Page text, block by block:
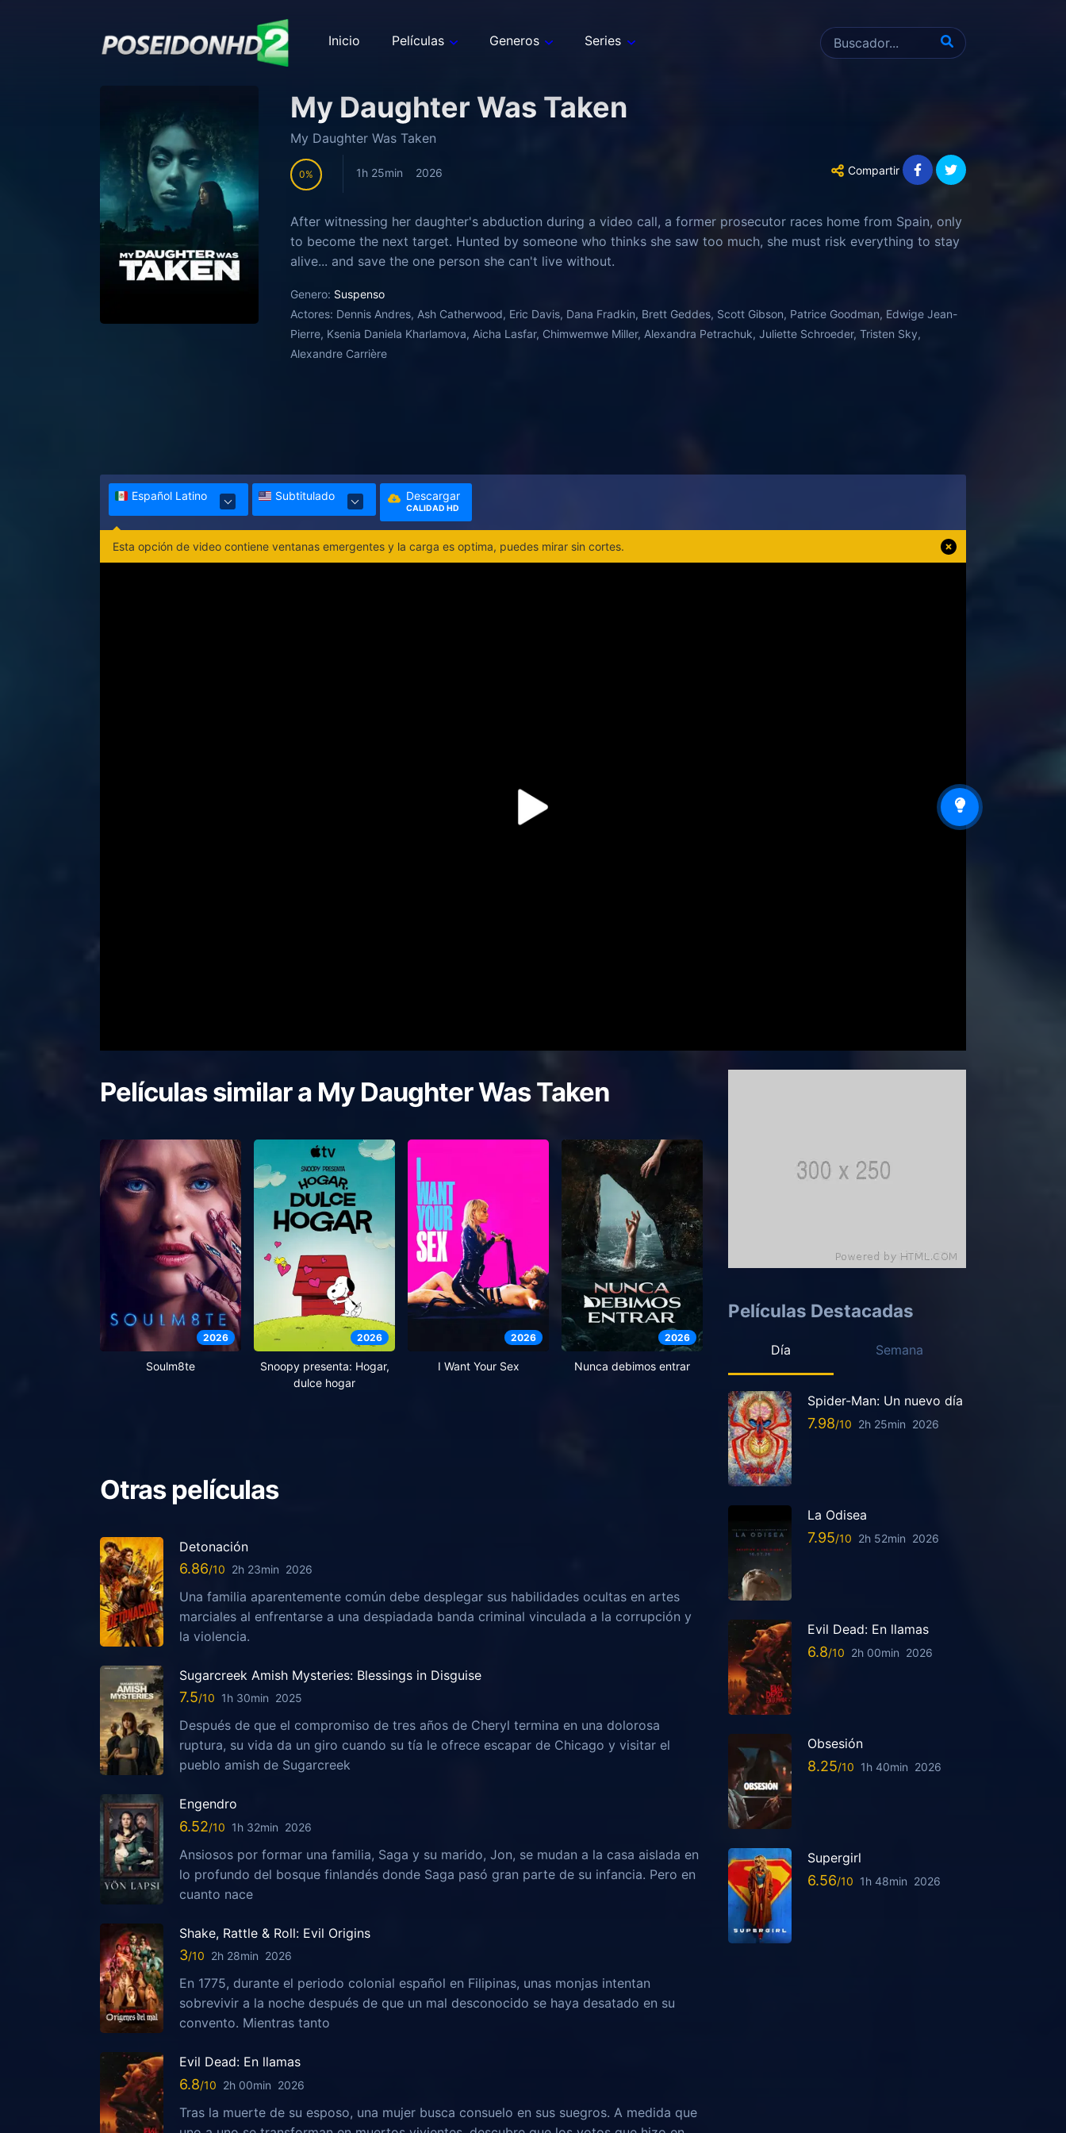
Inicio Películas Generos Series
My Daughter Was Taken
My Daughter Was Taken
0 1h 25min 2026 Compartir
After witnessing her daughter's abduction during a video call, a former prosecutor races home from Spain, only
to become the next target. Hunted by someone who thinks she saw too much, she must risk everything to stay
alive... and save the one person she can't live without.
Genero: Suspenso
Actores: Dennis Andres, Ash Catherwood, Eric Davis, Dana Fradkin, Brett Geddes, Scott Gibson, Patrice Goodman, Edwige Jean-
Pierre, Ksenia Daniela Kharlamova, Aicha Lasfar, Chimwemwe Miller, Alexandra Petrachuk, Juliette Schroeder, Tristen Sky,
Alexandre Carrière
Español Latino Subtitulado Descargar
CALIDAD HD
Esta opción de video contiene ventanas emergentes y la carga es optima, puedes mirar sin cortes.
Películas similar a My Daughter Was Taken
2026
Soulm8te
2026
Snoopy presenta: Hogar,
dulce hogar
2026
I Want Your Sex
2026
Nunca debimos entrar
Otras películas
Detonación
6.86 2h 23min 2026
Una familia aparentemente común debe desplegar sus habilidades ocultas en artes
marciales al enfrentarse a una despiadada banda criminal vinculada a la corrupción y
la violencia.
Sugarcreek Amish Mysteries: Blessings in Disguise
7.5 1h 30min 2025
Después de que el compromiso de tres años de Cheryl termina en una dolorosa
ruptura, su vida da un giro cuando su tía le ofrece escapar de Chicago y visitar el
pueblo amish de Sugarcreek
Engendro
6.52 1h 32min 2026
Ansiosos por formar una familia, Saga y su marido, Jon, se mudan a la casa aislada en
lo profundo del bosque finlandés donde Saga pasó gran parte de su infancia. Pero en
cuanto nace
Shake, Rattle & Roll: Evil Origins
3 2h 28min 2026
En 1775, durante el periodo colonial español en Filipinas, unas monjas intentan
sobrevivir a la noche después de que un mal desconocido se haya desatado en su
convento. Mientras tanto
Evil Dead: En llamas
6.8 2h 00min 2026
Tras la muerte de su esposo, una mujer busca consuelo en sus suegros. A medida que
Películas Destacadas
Día Semana
Spider-Man: Un nuevo día
7.98 2h 25min 2026
La Odisea
7.95 2h 52min 2026
Evil Dead: En llamas
6.8 2h 00min 2026
Obsesión
8.25 1h 40min 2026
Supergirl
6.56 1h 48min 2026